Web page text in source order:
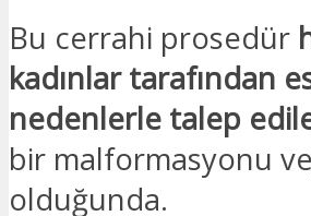
Bu cerrahi prosedür
kadınlar tarafından
nedenlerle talep
bir malformasyonu
olduğunda.